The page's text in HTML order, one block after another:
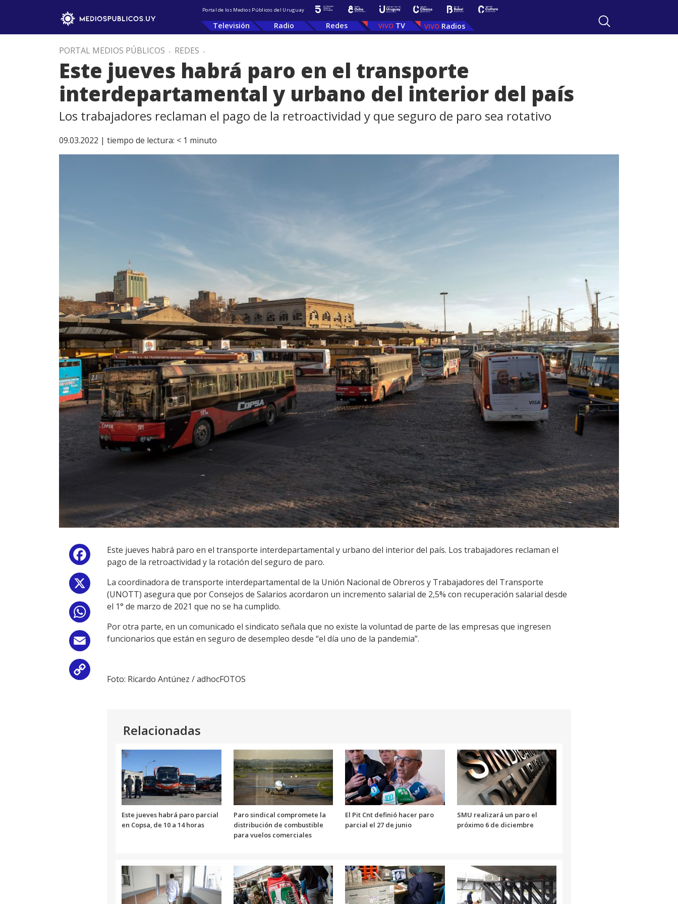
Portal de los Medios Públicos del Uruguay
Televisión Radio Redes TV Radios
PORTAL MEDIOS PÚBLICOS . REDES .
Este jueves habrá paro en el transporte
interdepartamental y urbano del interior del país
Los trabajadores reclaman el pago de la retroactividad y que seguro de paro sea rotativo
09.03.2022 | tiempo de lectura: < 1 minuto
Facebook
Email
Este jueves habrá paro en el transporte interdepartamental y urbano del interior del país. Los trabajadores reclaman el
pago de la retroactividad y la rotación del seguro de paro.
La coordinadora de transporte interdepartamental de la Unión Nacional de Obreros y Trabajadores del Transporte
(UNOTT) asegura que por Consejos de Salarios acordaron un incremento salarial de 2,5% con recuperación salarial desde
el 1° de marzo de 2021 que no se ha cumplido.
Por otra parte, en un comunicado el sindicato señala que no existe la voluntad de parte de las empresas que ingresen
funcionarios que están en seguro de desempleo desde “el día uno de la pandemia”.
Foto: Ricardo Antúnez / adhocFOTOS
Relacionadas
Este jueves habrá paro parcial
en Copsa, de 10 a 14 horas
Paro sindical compromete la
distribución de combustible
para vuelos comerciales
El Pit Cnt definió hacer paro
parcial el 27 de junio
SMU realizará un paro el
próximo 6 de diciembre